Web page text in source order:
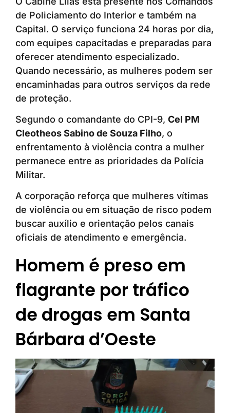
de Policiamento do Interior e também na
Capital. O serviço funciona 24 horas por dia,
com equipes capacitadas e preparadas para
oferecer atendimento especializado.
Quando necessário, as mulheres podem ser
encaminhadas para outros serviços da rede
de proteção.
Segundo o comandante do CPI-9, Cel PM
Cleotheos Sabino de Souza Filho, o
enfrentamento à violência contra a mulher
permanece entre as prioridades da Polícia
Militar.
A corporação reforça que mulheres vítimas
de violência ou em situação de risco podem
buscar auxílio e orientação pelos canais
oficiais de atendimento e emergência.
Homem é preso em
flagrante por tráfico
de drogas em Santa
Bárbara d’Oeste